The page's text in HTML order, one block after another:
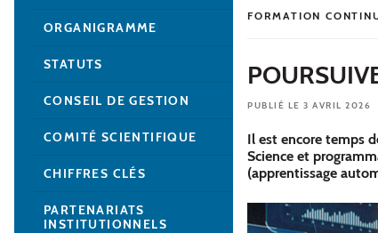
FORMATION
PUBLIÉ LE 3 AVRIL 2026
Il est encore temps
Science et
(apprentissage
ORGANIGRAMME
STATUTS
CONSEIL DE GESTION
COMITÉ SCIENTIFIQUE
CHIFFRES CLÉS
PARTENARIATS
INSTITUTIONNELS